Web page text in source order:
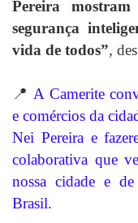
Pereira
segurança
vida de todos”,
📍 A Camerite
e comércios da
Nei Pereira e
colaborativa que
nossa cidade e
Brasil.